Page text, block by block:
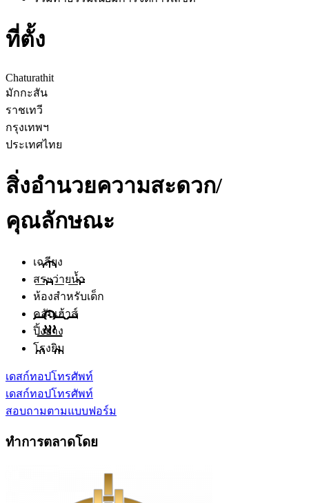
ที่ตั้ง
Chaturathit
มักกะสัน
ราชเทวี
กรุงเทพฯ
ประเทศไทย
สิ่งอำนวยความสะดวก/
คุณลักษณะ
เฉลียง
สระว่ายน้ำ
ห้องสำหรับเด็ก
คลับเฮ้าส์
ปิ้งย่าง
โรงยิม
เดสก์ทอปโทรศัพท์
เดสก์ทอปโทรศัพท์
สอบถามตามแบบฟอร์ม
ทำการตลาดโดย